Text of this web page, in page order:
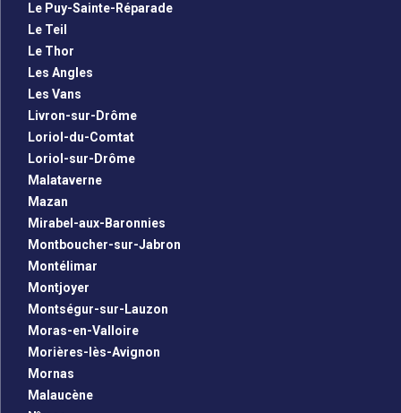
Le Puy-Sainte-Réparade
Le Teil
Le Thor
Les Angles
Les Vans
Livron-sur-Drôme
Loriol-du-Comtat
Loriol-sur-Drôme
Malataverne
Mazan
Mirabel-aux-Baronnies
Montboucher-sur-Jabron
Montélimar
Montjoyer
Montségur-sur-Lauzon
Moras-en-Valloire
Morières-lès-Avignon
Mornas
Malaucène